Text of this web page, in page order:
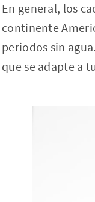
En general, los
continente
periodos sin
que se adapte a